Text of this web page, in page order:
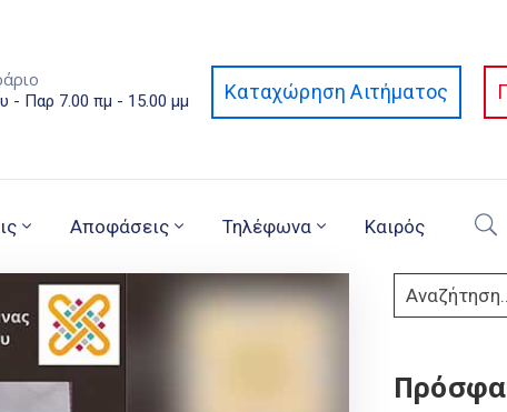
- Παρ 7.00 πμ - 15.00 μμ Καταχώρηση Αιτήματος
Αποφάσεις Τηλέφωνα Καιρός